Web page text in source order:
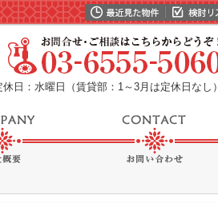
休日：水曜日（賃貸部：1～3月は定休日なし）